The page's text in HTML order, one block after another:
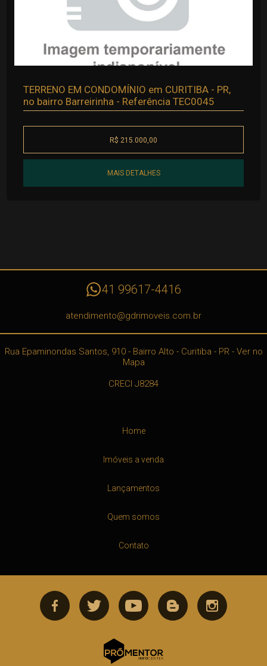
TERRENO EM CONDOMÍNIO em CURITIBA - PR,
no bairro Barreirinha - Referência TEC0045
R$ 215.000,00
MAIS DETALHES
41 99617-4416
atendimento@gdrimoveis.com.br
Rua Epaminondas Santos, 910 - Bairro Alto - Curitiba - PR- Ver no
Mapa
CRECI J8284
Home
Imóveis a venda
Lançamentos
Quem somos
Contato